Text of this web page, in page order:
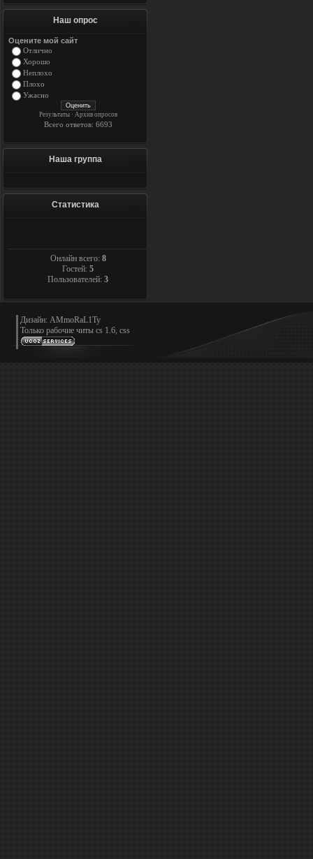
Наш опрос
Оцените мой сайт
Отлично
Хорошо
Неплохо
Плохо
Ужасно
Результаты· Архив опросов
Всего ответов: 6693
Наша группа
Статистика
Онлайн всего: 8
Гостей: 5
Пользователей: 3
Дизайн: AMmoRaL1Ty
Только рабочие читы cs 1.6, css